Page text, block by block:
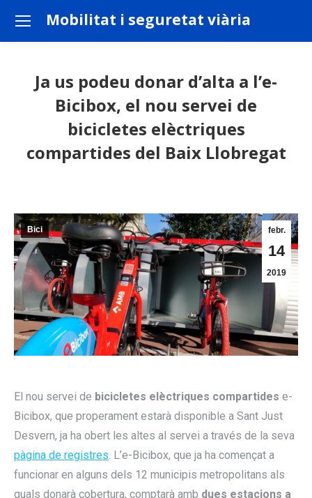
Mobilitat i seguretat viària
Ja us podeu donar d’alta a l’e-
Bicibox, el nou servei de
bicicletes elèctriques
compartides del Baix Llobregat
febr.
14
2019
Bici
El nou servei de bicicletes elèctriques compartides e-
Bicibox, que properament estarà disponible a Sant Just
Desvern, ja ha obert les altes al servei a través de la seva
pàgina de registres. L’e-Bicibox, que ja ha començat a
funcionar en alguns dels 12 municipis metropolitans als
quals donarà cobertura, comptarà amb dues estacions a